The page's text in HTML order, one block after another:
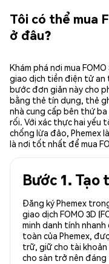
Tôi có thể mua
ở đâu?
Khám phá nơi mua
giao dịch tiền điện tử an
bước đơn giản này cho
bằng thẻ tín dụng, thẻ
nhà cung cấp bên thứ
rối. Với xác thực hai yếu
chống lừa đảo, Phemex
là nơi tốt nhất để mua
Bước 1.
Đăng ký Phemex
giao dịch FOMO 3D
minh danh tính
toàn của Phemex,
trữ, giữ cho tài
cho sàn trở nên đáng